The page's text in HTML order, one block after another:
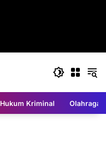
Hukum Kriminal Olahraga